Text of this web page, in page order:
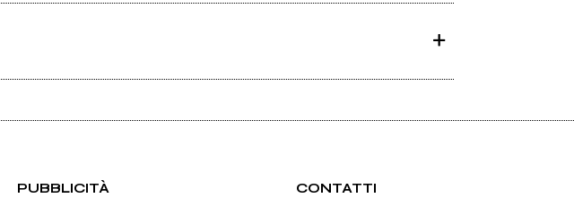
PUBBLICITÀ CONTATTI